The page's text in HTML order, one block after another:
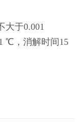
大于0.001
℃ ，消解时间 15